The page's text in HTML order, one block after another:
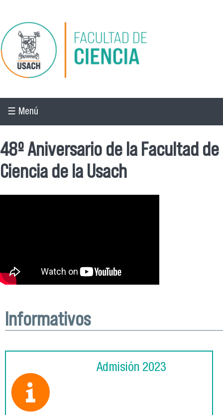
Pasar al contenido principal
☰ Menú
48º Aniversario de la Facultad de
Ciencia de la Usach
Informativos
Admisión 2023